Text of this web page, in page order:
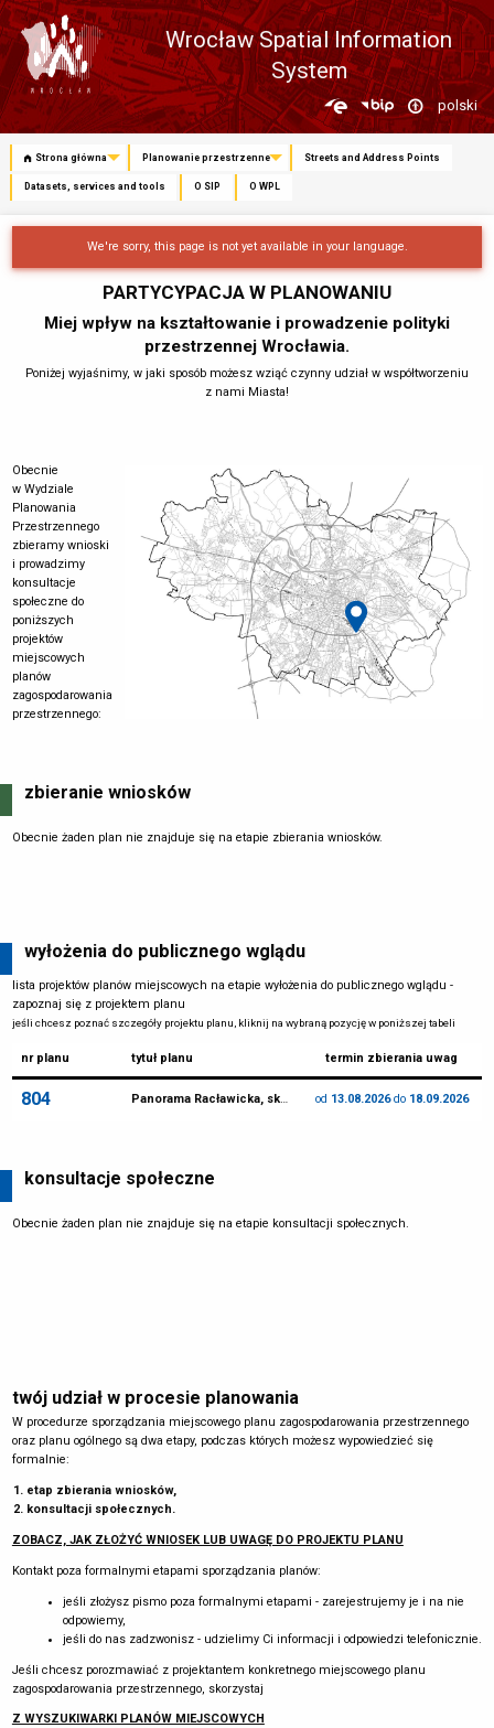
Wrocław Spatial Information
System
Zmień
język
polski
Strona główna Planowanie przestrzenne Streets and Address Points
Datasets, services and tools O SIP O WPL
We're sorry, this page is not yet available in your language.
PARTYCYPACJA W PLANOWANIU
Miej wpływ na kształtowanie i prowadzenie polityki
przestrzennej Wrocławia.
Poniżej wyjaśnimy, w jaki sposób możesz wziąć czynny udział w współtworzeniu
z nami Miasta!
Obecnie
w Wydziale
Planowania
Przestrzennego
zbieramy wnioski
i prowadzimy
konsultacje
społeczne do
poniższych
projektów
miejscowych
planów
zagospodarowania
przestrzennego:
zbieranie wniosków
Obecnie żaden plan nie znajduje się na etapie zbierania wniosków.
wyłożenia do publicznego wglądu
lista projektów planów miejscowych na etapie wyłożenia do publicznego wglądu -
zapoznaj się z projektem planu
jeśli chcesz poznać szczegóły projektu planu, kliknij na wybraną pozycję w poniższej tabeli
nr planu tytuł planu termin zbierania uwag
804 Panorama Racławicka, skwer Wrocławianek od 13.08.2026do 18.09.2026
konsultacje społeczne
Obecnie żaden plan nie znajduje się na etapie konsultacji społecznych.
twój udział w procesie planowania
W procedurze sporządzania miejscowego planu zagospodarowania przestrzennego
oraz planu ogólnego są dwa etapy, podczas których możesz wypowiedzieć się
formalnie:
etap zbierania wniosków,
konsultacji społecznych.
ZOBACZ, JAK ZŁOŻYĆ WNIOSEK LUB UWAGĘ DO PROJEKTU PLANU
Kontakt poza formalnymi etapami sporządzania planów:
jeśli złożysz pismo poza formalnymi etapami - zarejestrujemy je i na nie
odpowiemy,
jeśli do nas zadzwonisz - udzielimy Ci informacji i odpowiedzi telefonicznie.
Jeśli chcesz porozmawiać z projektantem konkretnego miejscowego planu
zagospodarowania przestrzennego, skorzystaj
Z WYSZUKIWARKI PLANÓW MIEJSCOWYCH